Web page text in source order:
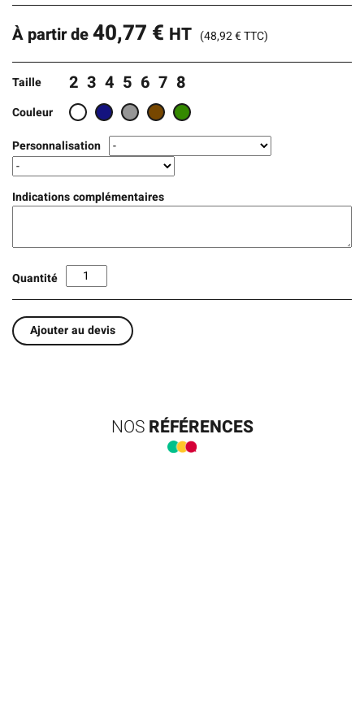
À partir de40,77 € HT (48,92€TTC)
Taille 2 3 4 5 6 7 8
Couleur
Personnalisation
Indications complémentaires
Quantité
Ajouter au devis
NOSRÉFÉRENCES